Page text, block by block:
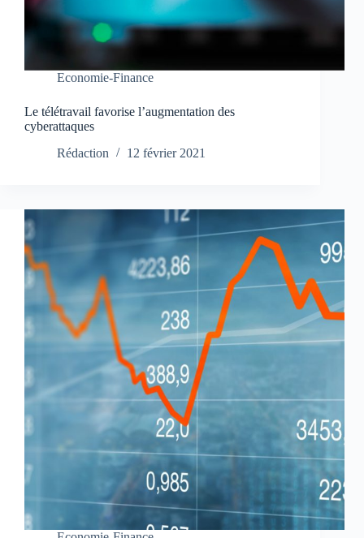
Economie-Finance
Le télétravail favorise l’augmentation des
cyberattaques
Rédaction
12 février 2021